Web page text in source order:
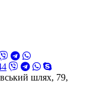
шлях, 79,